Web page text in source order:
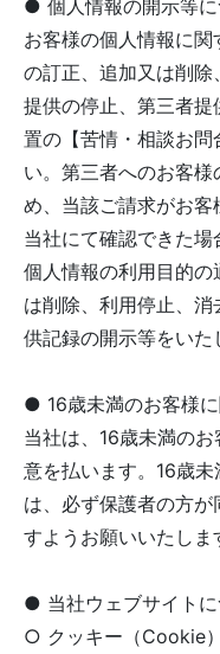
● 個人情報の開示等に
お客様の個人情報に
の訂正、追加又は削
提供の停止、第三者
置の【苦情・相談お問
い。第三者へのお客
め、当該ご請求がお
当社にて確認できた
個人情報の利用目的
は削除、利用停止、
供記録の開示等をいた
● 16歳未満のお客様
当社は、16歳未満の
意を払います。16歳
は、必ず保護者の方が
すようお願いいたしま
● 当社ウェブサイトに
○ クッキー（Cookie